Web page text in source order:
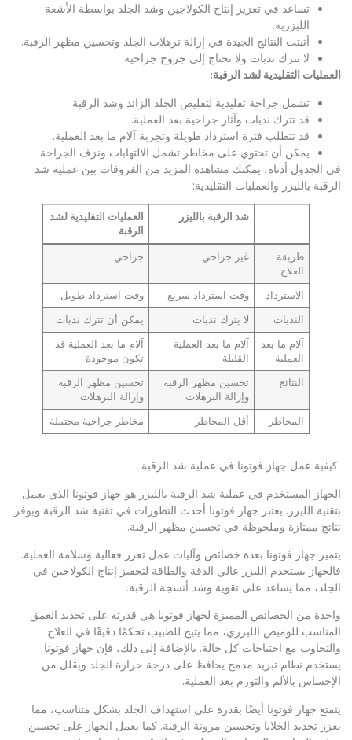
تساعد في تعزيز إنتاج الكولاجين وشد الجلد بواسطة الأشعة
الليزرية.
أثبتت النتائج الجيدة في إزالة ترهلات الجلد وتحسين مظهر الرقبة.
لا تترك ندبات ولا تحتاج إلى جروح جراحية.
العمليات التقليدية لشد الرقبة:
تشمل جراحة تقليدية لتقليص الجلد الزائد وشد الرقبة.
قد تترك ندبات وآثار جراحية بعد العملية.
قد تتطلب فترة استرداد طويلة وتجربة آلام ما بعد العملية.
يمكن أن تحتوي على مخاطر تشمل الالتهابات ونزف الجراحة.
في الجدول أدناه، يمكنك مشاهدة المزيد من الفروقات بين عملية شد
الرقبة بالليزر والعمليات التقليدية:
شد الرقبة بالليزر
العمليات التقليدية لشد
الرقبة
طريقة
العلاج
غير جراحي جراحي
الاسترداد وقت استرداد سريع وقت استرداد طويل
الندبات لا يترك ندبات يمكن أن تترك ندبات
آلام ما بعد
العملية
آلام ما بعد العملية
القليلة
آلام ما بعد العملية قد
تكون موجودة
النتائج
تحسين مظهر الرقبة
وإزالة الترهلات
تحسين مظهر الرقبة
وإزالة الترهلات
المخاطر أقل المخاطر مخاطر جراحية محتملة
كيفية عمل جهاز فوتونا في عملية شد الرقبة
الجهاز المستخدم في عملية شد الرقبة بالليزر هو جهاز فوتونا الذي يعمل
بتقنية الليزر. يعتبر جهاز فوتونا أحدث التطورات في تقنية شد الرقبة ويوفر
نتائج ممتازة وملحوظة في تحسين مظهر الرقبة.
يتميز جهاز فوتونا بعدة خصائص وآليات عمل تعزز فعالية وسلامة العملية.
فالجهاز يستخدم الليزر عالي الدقة والطاقة لتحفيز إنتاج الكولاجين في
الجلد، مما يساعد على تقوية وشد أنسجة الرقبة.
واحدة من الخصائص المميزة لجهاز فوتونا هي قدرته على تحديد العمق
المناسب للوميض الليزري، مما يتيح للطبيب تحكمًا دقيقًا في العلاج
والتجاوب مع احتياجات كل حالة. بالإضافة إلى ذلك، فإن جهاز فوتونا
يستخدم نظام تبريد مدمج يحافظ على درجة حرارة الجلد ويقلل من
الإحساس بالألم والتورم بعد العملية.
يتمتع جهاز فوتونا أيضًا بقدرة على استهداف الجلد بشكل متناسب، مما
يعزز تجديد الخلايا وتحسين مرونة الرقبة. كما يعمل الجهاز على تحسين